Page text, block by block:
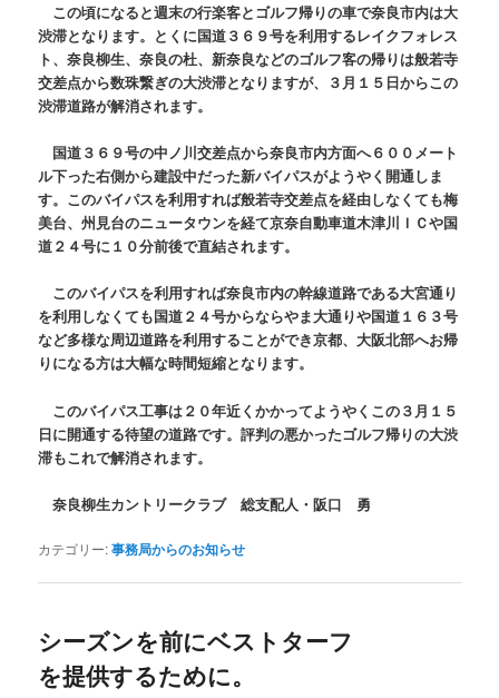
この頃になると週末の行楽客とゴルフ帰りの車で奈良市内は大
渋滞となります。とくに国道３６９号を利用するレイクフォレス
ト、奈良柳生、奈良の杜、新奈良などのゴルフ客の帰りは般若寺
交差点から数珠繋ぎの大渋滞となりますが、３月１５日からこの
渋滞道路が解消されます。
国道３６９号の中ノ川交差点から奈良市内方面へ６００メート
ル下った右側から建設中だった新バイパスがようやく開通しま
す。このバイパスを利用すれば般若寺交差点を経由しなくても梅
美台、州見台のニュータウンを経て京奈自動車道木津川ＩＣや国
道２４号に１０分前後で直結されます。
このバイパスを利用すれば奈良市内の幹線道路である大宮通り
を利用しなくても国道２４号からならやま大通りや国道１６３号
など多様な周辺道路を利用することができ京都、大阪北部へお帰
りになる方は大幅な時間短縮となります。
このバイパス工事は２０年近くかかってようやくこの３月１５
日に開通する待望の道路です。評判の悪かったゴルフ帰りの大渋
滞もこれで解消されます。
奈良柳生カントリークラブ 総支配人・阪口 勇
カテゴリー:事務局からのお知らせ
シーズンを前にベストターフ
を提供するために。